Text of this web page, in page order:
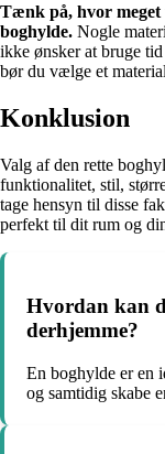
Tænk på, hvor meget
boghylde. Nogle
ikke ønsker at bruge
bør du vælge et
Konklusion
Valg af den rette
funktionalitet, stil,
tage hensyn til disse
perfekt til dit rum og
Hvordan kan
derhjemme?
En boghylde er en
og samtidig skabe